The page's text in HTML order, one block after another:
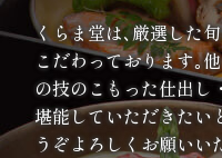
内
種
類
くらま堂は､厳選した
こだわっております｡
の技のこもった仕出し
堪能していただきたい
うぞよろしくお願いい